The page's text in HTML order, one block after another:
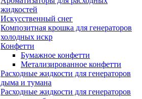
жидкостей
Искусственный снег
Композитная крошка для генераторов
холодных искр
Конфетти
Бумажное конфетти
Метализированное конфетти
Расходные жидкости для генераторов
дыма и тумана
Расходные жидкости для генераторов